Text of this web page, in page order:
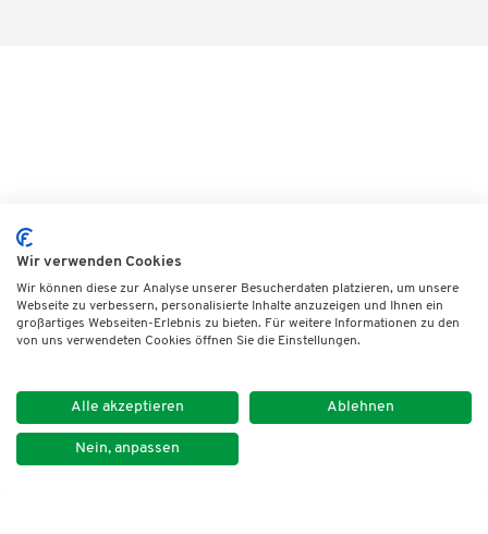
Wir verwenden Cookies
Wir können diese zur Analyse unserer Besucherdaten platzieren, um unsere
Webseite zu verbessern, personalisierte Inhalte anzuzeigen und Ihnen ein
großartiges Webseiten-Erlebnis zu bieten. Für weitere Informationen zu den
von uns verwendeten Cookies öffnen Sie die Einstellungen.
Alle akzeptieren Ablehnen
Nein, anpassen